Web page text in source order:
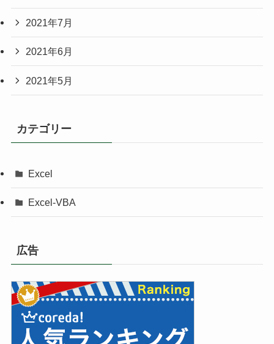
2021年7月
2021年6月
2021年5月
カテゴリー
Excel
Excel-VBA
広告